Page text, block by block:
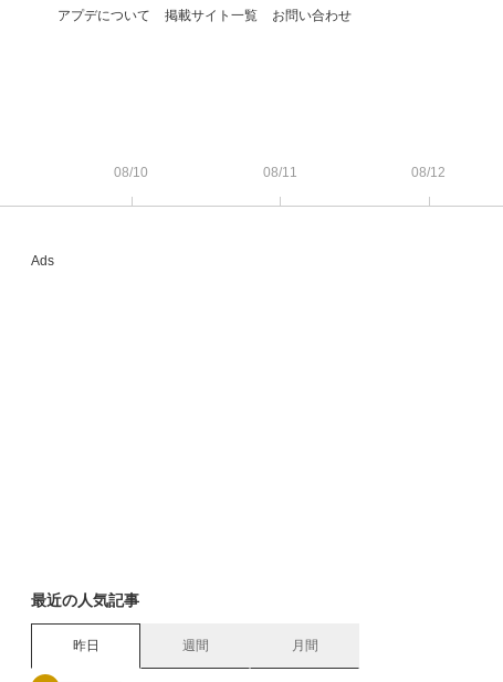
アプデについて 掲載サイト一覧 お問い合わせ
08/10 08/11 08/12
Ads
最近の人気記事
昨日 週間 月間